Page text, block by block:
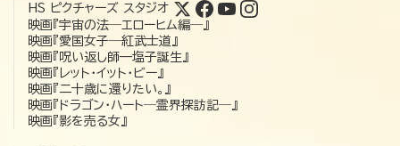
HS ピクチャーズ スタジオ
映画『宇宙の法―エローヒム編―』
映画『愛国女子―紅武士道』
映画『呪い返し師—塩子誕生』
映画『レット・イット・ビー』
映画『二十歳に還りたい。』
映画『ドラゴン・ハート―霊界探訪記―』
映画『影を売る女』